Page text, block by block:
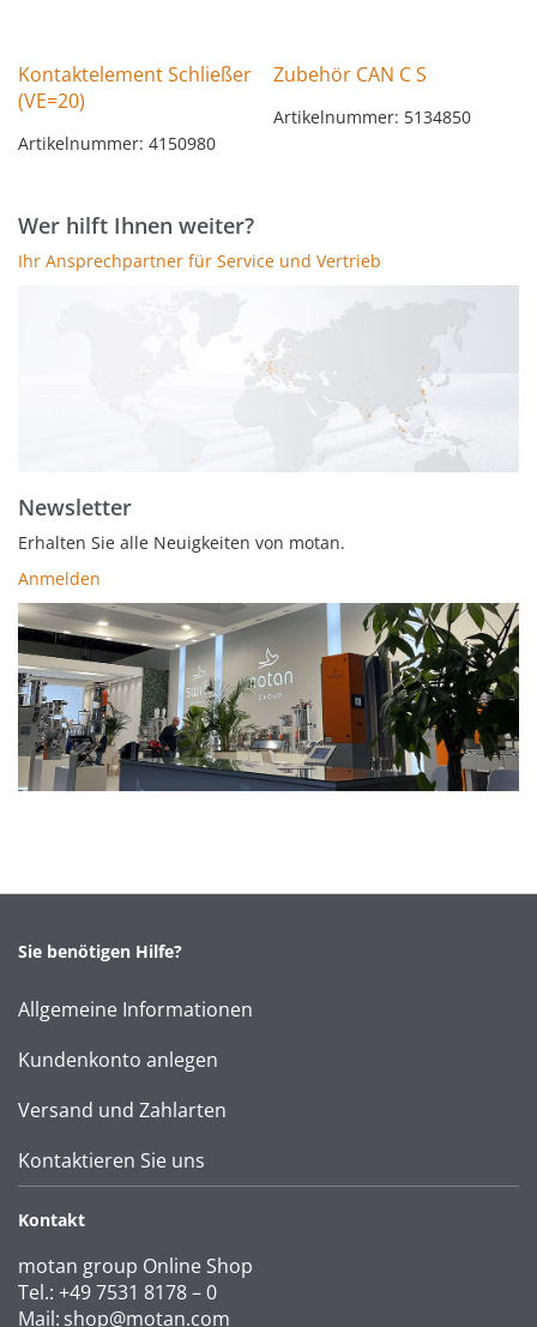
Kontaktelement Schließer
(VE=20)
Artikelnummer: 4150980
Zubehör CAN C S
Artikelnummer: 5134850
Wer hilft Ihnen weiter?
Ihr Ansprechpartner für Service und Vertrieb
Newsletter
Erhalten Sie alle Neuigkeiten von motan.
Anmelden
Sie benötigen Hilfe?
Allgemeine Informationen
Kundenkonto anlegen
Versand und Zahlarten
Kontaktieren Sie uns
Kontakt
motan group Online Shop
Tel.: +49 7531 8178 – 0
Mail: shop@motan.com